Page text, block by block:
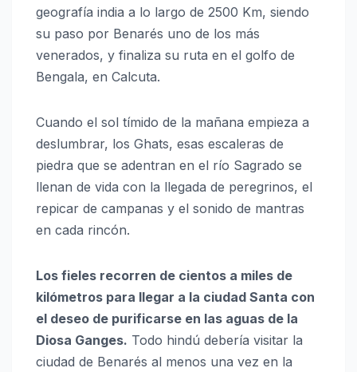
geografía india a lo largo de 2500 Km, siendo
su paso por Benarés uno de los más
venerados, y finaliza su ruta en el golfo de
Bengala, en Calcuta.
Cuando el sol tímido de la mañana empieza a
deslumbrar, los Ghats, esas escaleras de
piedra que se adentran en el río Sagrado se
llenan de vida con la llegada de peregrinos, el
repicar de campanas y el sonido de mantras
en cada rincón.
Los fieles recorren de cientos a miles de
kilómetros para llegar a la ciudad Santa con
el deseo de purificarse en las aguas de la
Diosa Ganges. Todo hindú debería visitar la
ciudad de Benarés al menos una vez en la